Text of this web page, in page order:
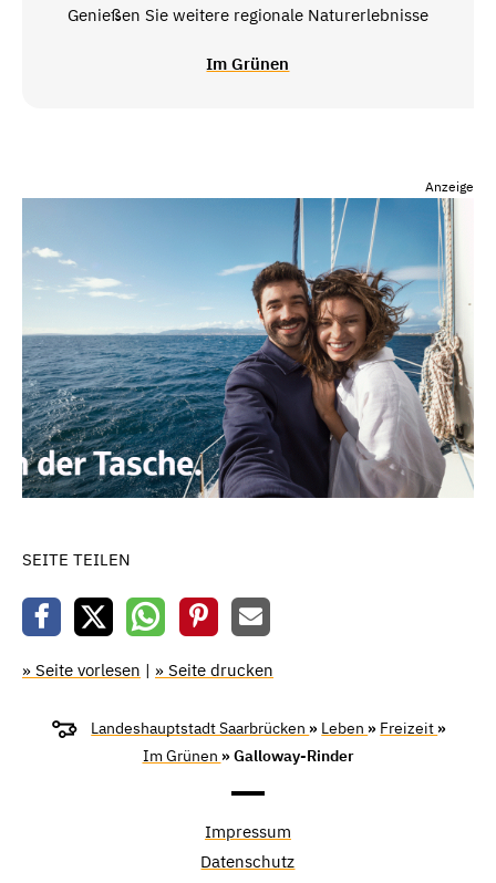
Genießen Sie weitere regionale Naturerlebnisse
Im Grünen
Anzeige
SEITE TEILEN
» Seite vorlesen | » Seite drucken
Landeshauptstadt Saarbrücken » Leben » Freizeit »
Im Grünen » Galloway-Rinder
Impressum
Datenschutz